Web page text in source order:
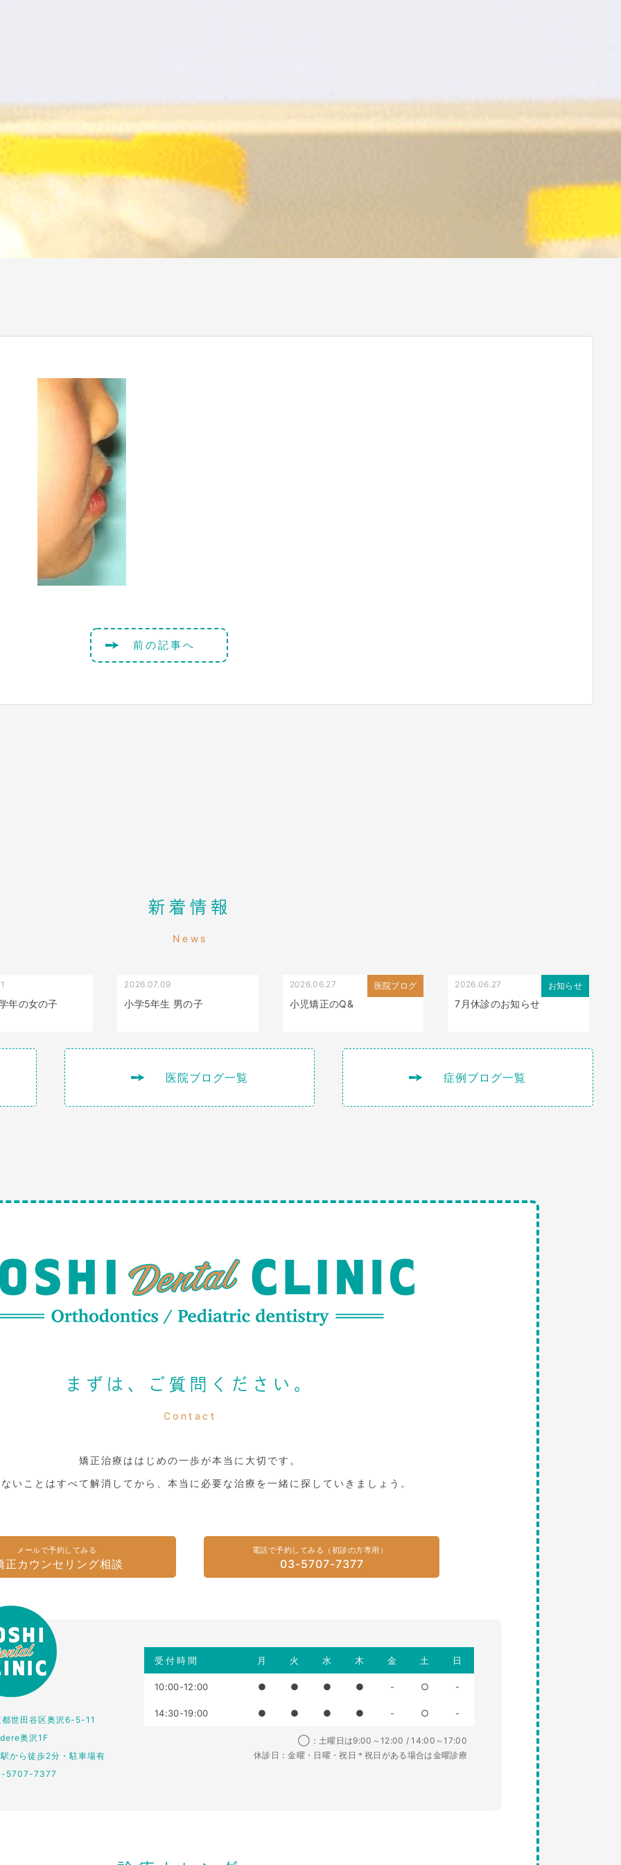
前の記事へ
新着情報
News
年の女の子
2026.07.09
小学5年生 男の子
医院ブログ
2026.06.27
小児矯正のQ&
お知らせ
2026.06.27
7月休診のお知らせ
医院ブログ一覧 症例ブログ一覧
まずは、ご質問ください。
Contact
矯正治療ははじめの一歩が本当に大切です。
いことはすべて解消してから、本当に必要な治療を一緒に探していきましょう。
メールで予約してみる
正カウンセリング相談
電話で予約してみる（初診の方専用）
03-5707-7377
世田谷区奥沢6-5-11
奥沢1F
から徒歩2分・駐車場有
5707-7377
受付時間 月 火 水 木 金 土 日
10:00-12:00 ● ● ● ● - ○ -
14:30-19:00 ● ● ● ● - ○ -
◯：土曜日は9:00～12:00 / 14:00～17:00
休診日：金曜・日曜・祝日＊祝日がある場合は金曜診療